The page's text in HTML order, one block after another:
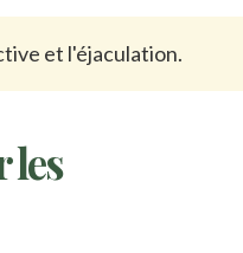
et l'éjaculation.
les